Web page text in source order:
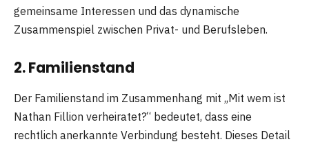
gemeinsame Interessen und das dynamische
Zusammenspiel zwischen Privat- und Berufsleben.
2. Familienstand
Der Familienstand im Zusammenhang mit „Mit wem ist
Nathan Fillion verheiratet?“ bedeutet, dass eine
rechtlich anerkannte Verbindung besteht. Dieses Detail